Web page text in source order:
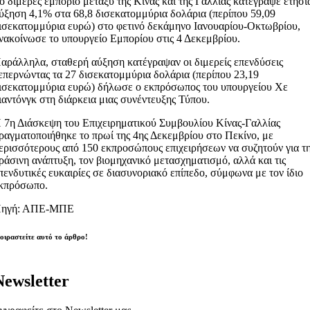
4,1% στα 68,8 δισεκατομμύρια δολάρια (περίπου 59,09
ευρώ) στο φετινό δεκάμηνο Ιανουαρίου-Οκτωβρίου,
το υπουργείο Εμπορίου στις 4 Δεκεμβρίου.
σταθερή αύξηση κατέγραψαν οι διμερείς επενδύσεις
τα 27 δισεκατομμύρια δολάρια (περίπου 23,19
ευρώ) δήλωσε ο εκπρόσωπος του υπουργείου Χε
στη διάρκεια μιας συνέντευξης Τύπου.
Διάσκεψη του Επιχειρηματικού Συμβουλίου Κίνας-Γαλλίας
το πρωί της 4ης Δεκεμβρίου στο Πεκίνο, με
από 150 εκπροσώπους επιχειρήσεων να συζητούν για
ανάπτυξη, τον βιομηχανικό μετασχηματισμό, αλλά και τις
ευκαιρίες σε διασυνοριακό επίπεδο, σύμφωνα με τον ίδιο
ΑΠΕ-ΜΠΕ
αυτό το άρθρο!